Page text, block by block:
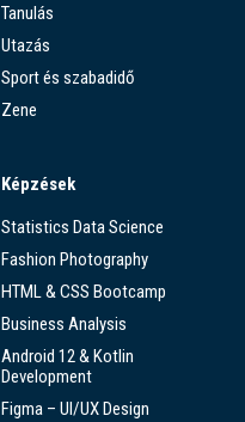
Tanulás
Utazás
Sport és szabadidő
Zene
Képzések
Statistics Data Science
Fashion Photography
HTML & CSS Bootcamp
Business Analysis
Android 12 & Kotlin
Development
Figma – UI/UX Design